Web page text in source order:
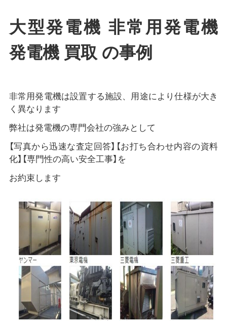
大型発電機 非常用発電機
発電機 買取 の事例
非常用発電機は設置する施設、用途により仕様が大き
く異なります
弊社は発電機の専門会社の強みとして
【写真から迅速な査定回答】【お打ち合わせ内容の資料
化】【専門性の高い安全工事】を
お約束します